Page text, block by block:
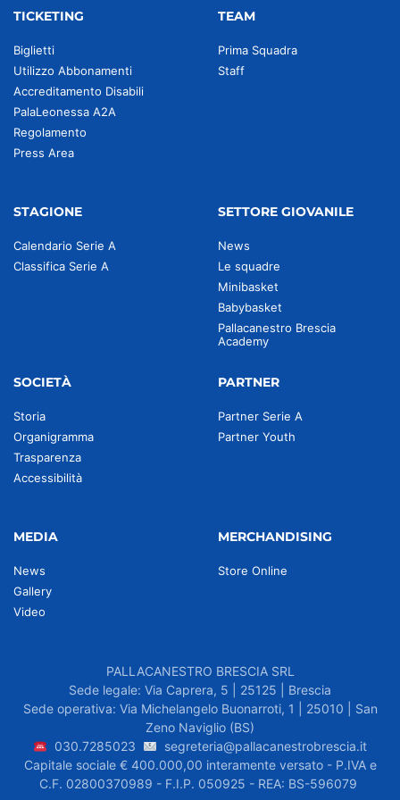
TICKETING
Biglietti
Utilizzo Abbonamenti
Accreditamento Disabili
PalaLeonessa A2A
Regolamento
Press Area
TEAM
Prima Squadra
Staff
STAGIONE
Calendario Serie A
Classifica Serie A
SETTORE GIOVANILE
News
Le squadre
Minibasket
Babybasket
Pallacanestro Brescia
Academy
SOCIETÀ
Storia
Organigramma
Trasparenza
Accessibilità
PARTNER
Partner Serie A
Partner Youth
MEDIA
News
Gallery
Video
MERCHANDISING
Store Online
PALLACANESTRO BRESCIA SRL
Sede legale: Via Caprera, 5 | 25125 | Brescia
Sede operativa: Via Michelangelo Buonarroti, 1 | 25010 | San
Zeno Naviglio (BS)
030.7285023
segreteria@pallacanestrobrescia.it
Capitale sociale € 400.000,00 interamente versato - P.IVA e
C.F. 02800370989 - F.I.P. 050925 - REA: BS-596079